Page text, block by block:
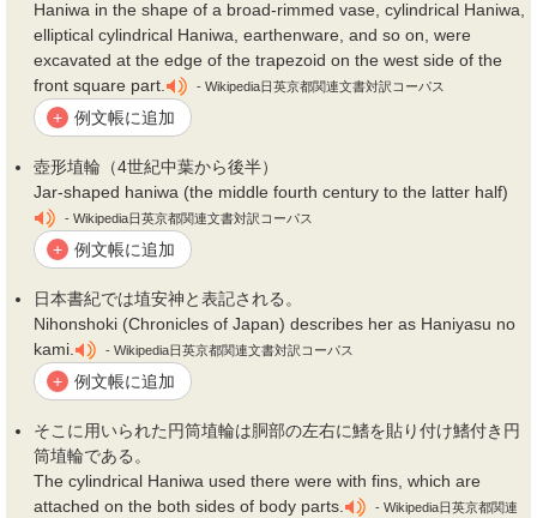
Haniwa in the shape of a broad-rimmed vase, cylindrical Haniwa,
elliptical cylindrical Haniwa, earthenware, and so on, were
excavated at the edge of the trapezoid on the west side of the
front square part.
- Wikipedia日英京都関連文書対訳コーパス
+ 例文帳に追加
壺形埴輪（4世紀中葉から後半）
Jar-shaped haniwa (the middle fourth century to the latter half)
- Wikipedia日英京都関連文書対訳コーパス
+ 例文帳に追加
日本書紀では埴安神と表記される。
Nihonshoki (Chronicles of Japan) describes her as Haniyasu no
kami.
- Wikipedia日英京都関連文書対訳コーパス
+ 例文帳に追加
そこに用いられた円筒埴輪は胴部の左右に鰭を貼り付け鰭付き円
筒埴輪である。
The cylindrical Haniwa used there were with fins, which are
attached on the both sides of body parts.
- Wikipedia日英京都関連